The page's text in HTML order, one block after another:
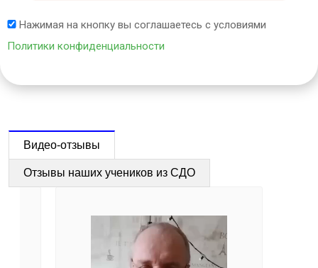
Нажимая на кнопку вы соглашаетесь с условиями
Политики конфиденциальности
Видео-отзывы
Отзывы наших учеников из СДО